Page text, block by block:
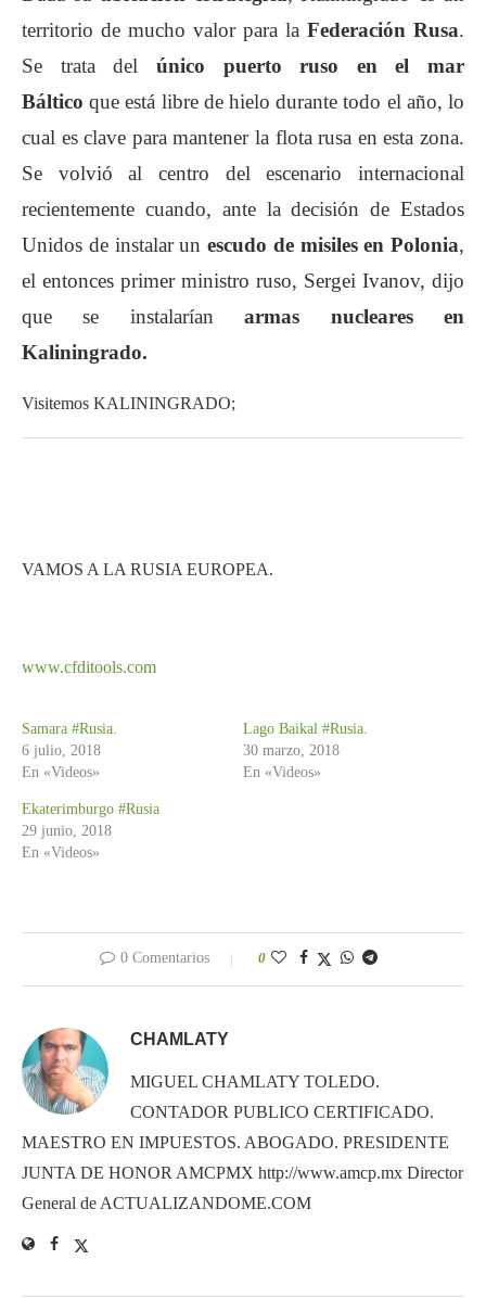
territorio de mucho valor para la Federación Rusa.
Se trata del único puerto ruso en el mar
Bálticoque está libre de hielo durante todo el año, lo
cual es clave para mantener la flota rusa en esta zona.
Se volvió al centro del escenario internacional
recientemente cuando, ante la decisión de Estados
Unidos de instalar un escudo de misiles en Polonia,
el entonces primer ministro ruso, Sergei Ivanov, dijo
que se instalaríanarmas nucleares en
Kaliningrado.
Visitemos KALININGRADO;
se puede reproducir.
Este archivo de video no
VAMOS A LA RUSIA EUROPEA.
www.cfditools.com
Samara #Rusia.
6 julio, 2018
En «Videos»
Lago Baikal #Rusia.
30 marzo, 2018
En «Videos»
Ekaterimburgo #Rusia
29 junio, 2018
En «Videos»
0 Comentarios 0
CHAMLATY
MIGUEL CHAMLATY TOLEDO.
CONTADOR PUBLICO CERTIFICADO.
MAESTRO EN IMPUESTOS. ABOGADO. PRESIDENTE
JUNTA DE HONOR AMCPMX http://www.amcp.mx Director
General de ACTUALIZANDOME.COM